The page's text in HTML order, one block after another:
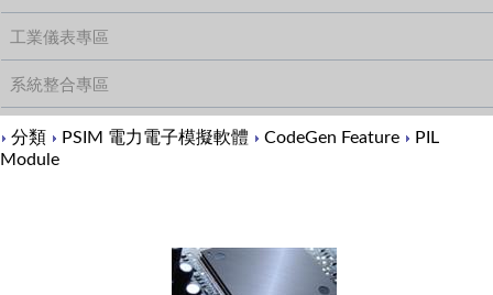
工業儀表專區
系統整合專區
Content
分類 PSIM 電力電子模擬軟體 CodeGen Feature
PIL
Module